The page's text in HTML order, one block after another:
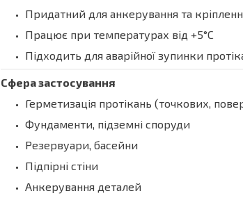
Придатний для анкерування та
Працює при температурах від +5°C
Підходить для аварійної зупинки
Сфера застосування
Герметизація протікань (точкових,
Фундаменти, підземні споруди
Резервуари, басейни
Підпірні стіни
Анкерування деталей